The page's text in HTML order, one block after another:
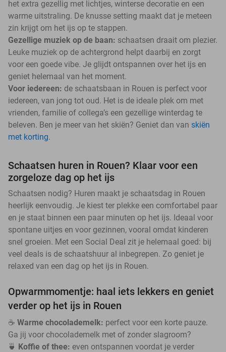
het extra gezellig met lichtjes, winterse decoratie en een
warme uitstraling. De knusse setting maakt dat je meteen
zin krijgt om het ijs op te stappen.
Gezellige muziek op de baan: schaatsen draait om plezier.
Leuke muziek op de achtergrond helpt daarbij en zorgt
voor een goede vibe. Je glijdt ontspannen over het ijs en
geniet helemaal van het moment.
Voor iedereen: de schaatsbaan in Rouen is perfect voor
iedereen, van jong tot oud. Het is de ideale plek om met
vrienden, familie of collega’s een gezellige winterdag te
beleven. Ben je meer van het skiën? Geniet dan van skiën
met korting.
Schaatsen huren in Rouen? Klaar voor een
zorgeloze dag op het ijs
Schaatsen nodig? Huren maakt je schaatsdag in Rouen
heerlijk eenvoudig. Je kiest ter plekke een comfortabel paar
en je staat binnen een paar minuten op het ijs. Ideaal voor
spontane uitjes en voor gezinnen, vooral omdat kinderen
snel groeien. Met een Social Deal zit je helemaal goed: bij
veel deals is de schaatshuur al inbegrepen. Zo geniet je
relaxed van een dag op het ijs in Rouen.
Opwarmmomentje: haal iets lekkers en geniet
verder op het ijs in Rouen
☕ Warme chocolademelk: perfect voor een korte pauze.
Ga jij voor chocolademelk met of zonder slagroom?
🍵 Koffie of thee: even ontspannen voordat je verder